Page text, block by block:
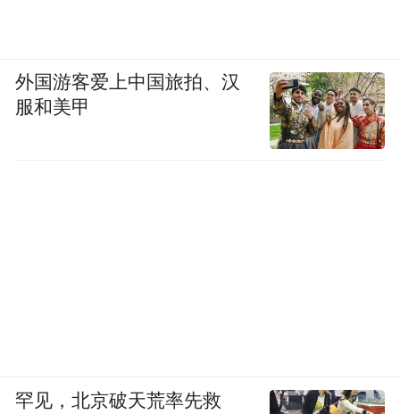
外国游客爱上中国旅拍、汉
服和美甲
罕见，北京破天荒率先救